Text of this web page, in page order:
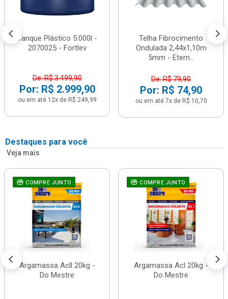
Tanque Plástico 5.000l -
2070025 - Fortlev
De: R$ 3.499,90
Por: R$ 2.999,90
ou em até 12x de R$ 249,99
Telha Fibrocimento
Ondulada 2,44x1,10m
5mm - Etern...
De: R$ 79,90
Por: R$ 74,90
ou em até 7x de R$ 10,70
Destaques para você
Veja mais
COMPRE JUNTO
Argamassa Acll 20kg -
Do Mestre
COMPRE JUNTO
Argamassa Acl 20kg -
Do Mestre